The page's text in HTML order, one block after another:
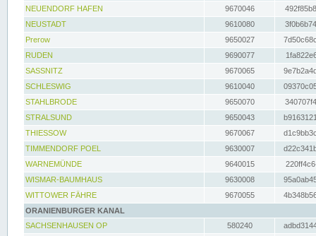
NEUENDORF HAFEN
9670046
NEUSTADT
9610080
Prerow
9650027
RUDEN
9690077
SASSNITZ
9670065
SCHLESWIG
9610040
STAHLBRODE
9650070
STRALSUND
9650043
THIESSOW
9670067
TIMMENDORF POEL
9630007
WARNEMÜNDE
9640015
WISMAR-BAUMHAUS
9630008
WITTOWER FÄHRE
9670055
ORANIENBURGER KANAL
SACHSENHAUSEN OP
580240